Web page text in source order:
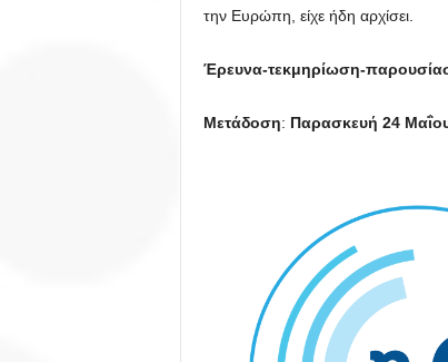
την Ευρώπη, είχε ήδη αρχίσει.
Έρευνα-τεκμηρίωση-
Μετάδοση: Παρασκευή 24